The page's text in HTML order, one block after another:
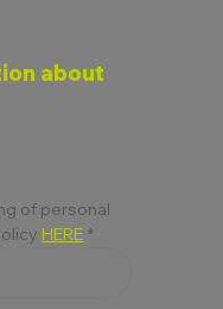
about
of personal
HERE *